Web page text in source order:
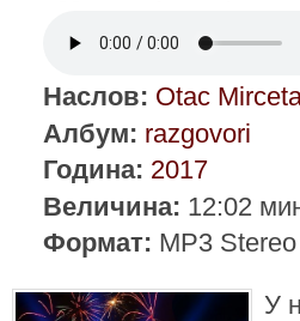
Наслов: Otac
Албум: razgovori
Година: 2017
Величина: 12:02
Формат: MP3
У